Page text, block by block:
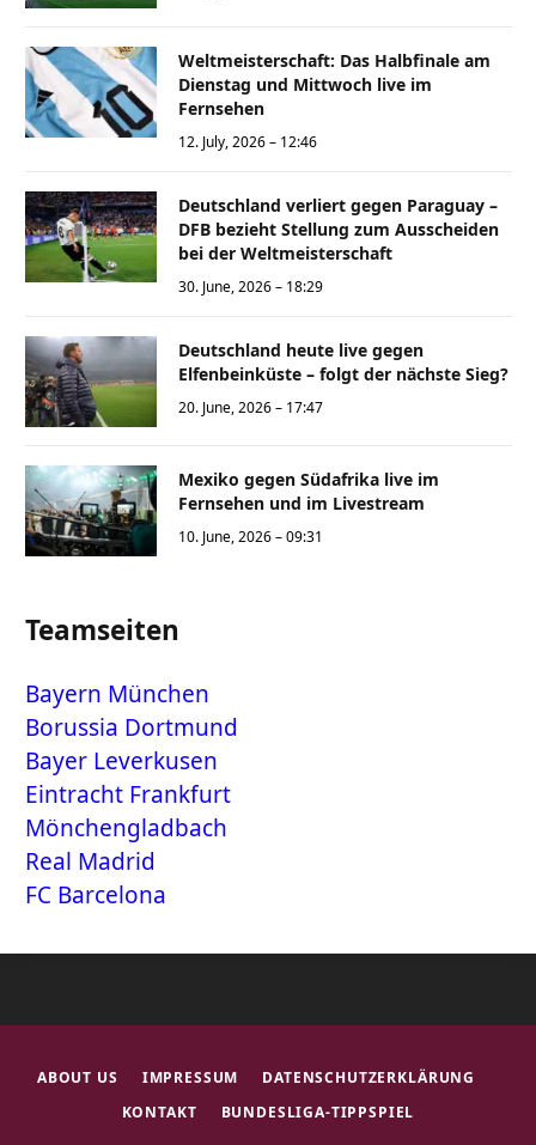
Weltmeisterschaft: Das Halbfinale am
Dienstag und Mittwoch live im
Fernsehen
12. July, 2026 – 12:46
Deutschland verliert gegen Paraguay –
DFB bezieht Stellung zum Ausscheiden
bei der Weltmeisterschaft
30. June, 2026 – 18:29
Deutschland heute live gegen
Elfenbeinküste – folgt der nächste Sieg?
20. June, 2026 – 17:47
Mexiko gegen Südafrika live im
Fernsehen und im Livestream
10. June, 2026 – 09:31
Teamseiten
Bayern München
Borussia Dortmund
Bayer Leverkusen
Eintracht Frankfurt
Mönchengladbach
Real Madrid
FC Barcelona
ABOUT US IMPRESSUM
DATENSCHUTZERKLÄRUNG
KONTAKT
BUNDESLIGA-TIPPSPIEL